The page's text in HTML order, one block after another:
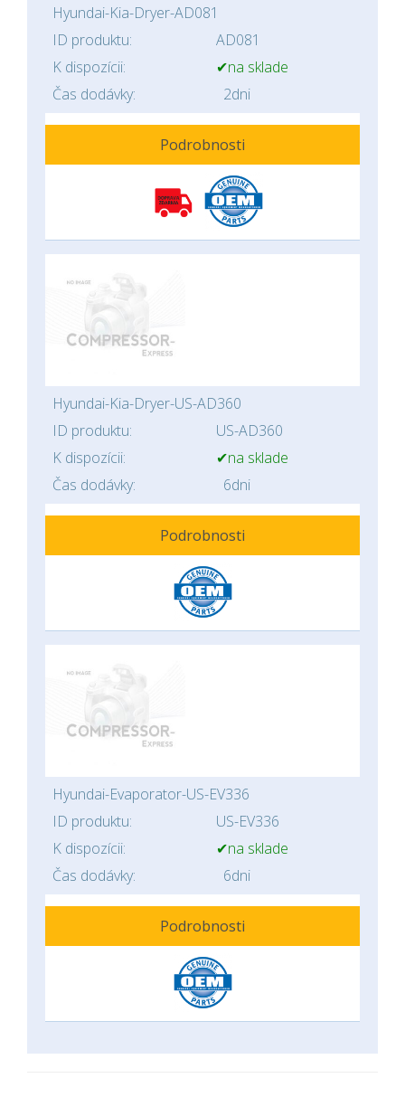
Hyundai-Kia-Dryer-AD081
ID produktu:
AD081
K dispozícii:
✔na sklade
Čas dodávky:
2dni
Podrobnosti
Hyundai-Kia-Dryer-US-AD360
ID produktu:
US-AD360
K dispozícii:
✔na sklade
Čas dodávky:
6dni
Podrobnosti
Hyundai-Evaporator-US-EV336
ID produktu:
US-EV336
K dispozícii:
✔na sklade
Čas dodávky:
6dni
Podrobnosti